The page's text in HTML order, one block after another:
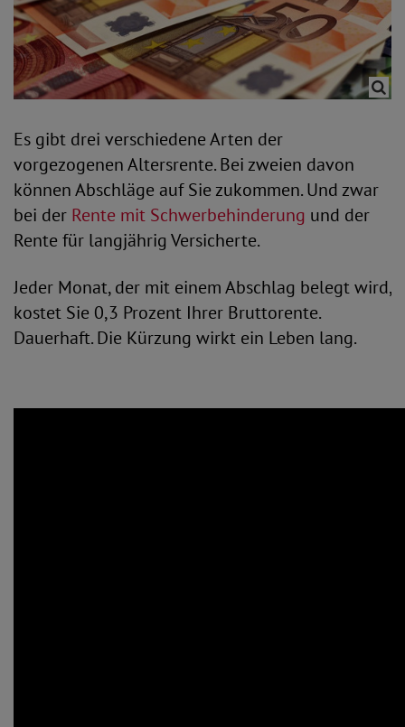
Es gibt drei verschiedene Arten der
vorgezogenen Altersrente. Bei zweien davon
können Abschläge auf Sie zukommen. Und zwar
bei der Rente mit Schwerbehinderung und der
Rente für langjährig Versicherte.
Jeder Monat, der mit einem Abschlag belegt wird,
kostet Sie 0,3 Prozent Ihrer Bruttorente.
Dauerhaft. Die Kürzung wirkt ein Leben lang.